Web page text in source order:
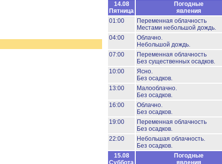
14.08
Пятница
Погодные
явления
01:00
Переменная облачность
Местами небольшой дождь.
04:00
Облачно.
Небольшой дождь.
07:00
Переменная облачность
Без существенных осадков.
10:00
Ясно.
Без осадков.
13:00
Малооблачно.
Без осадков.
16:00
Облачно.
Без осадков.
19:00
Переменная облачность
Без осадков.
22:00
Небольшая облачность.
Без осадков.
15.08
Суббота
Погодные
явления